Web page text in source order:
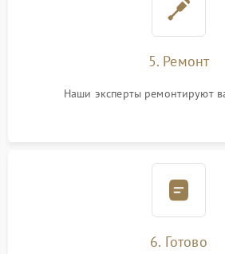
5. Ремонт
Наши эксперты ремонтируют
6. Готово